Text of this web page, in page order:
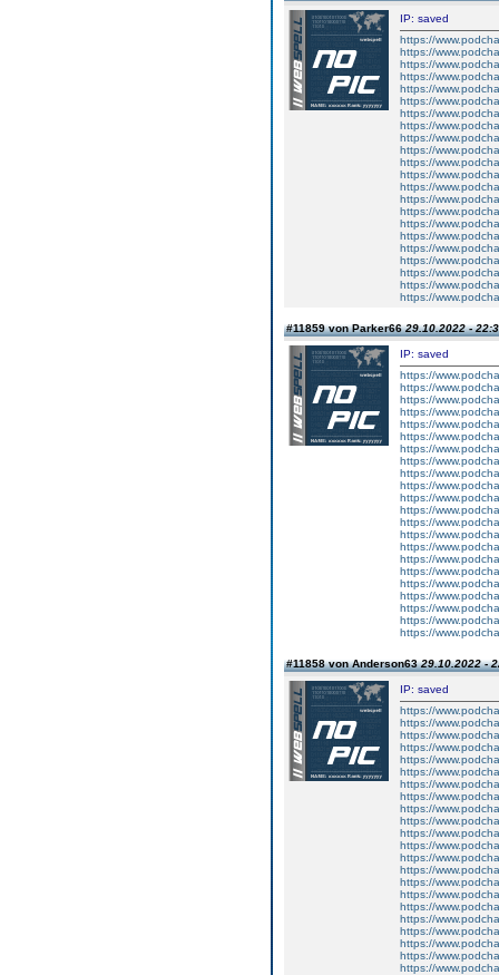
IP: saved
https://
https://
https://
https://
https://
https://
https://
https://
https://
https://
https://
https://
https://
https://
https://
https://
https://
https://
https://
https://
https://
https://
#11859 von Parker6629.10.2022 -
IP: saved
https://
https://
https://
https://
https://
https://
https://
https://
https://
https://
https://
https://
https://
https://
https://
https://
https://
https://
https://
https://
https://
https://
#11858 von Anderson6329.10.2022 -
IP: saved
https://
https://
https://
https://
https://
https://
https://
https://
https://
https://
https://
https://
https://
https://
https://
https://
https://
https://
https://
https://
https://
https://